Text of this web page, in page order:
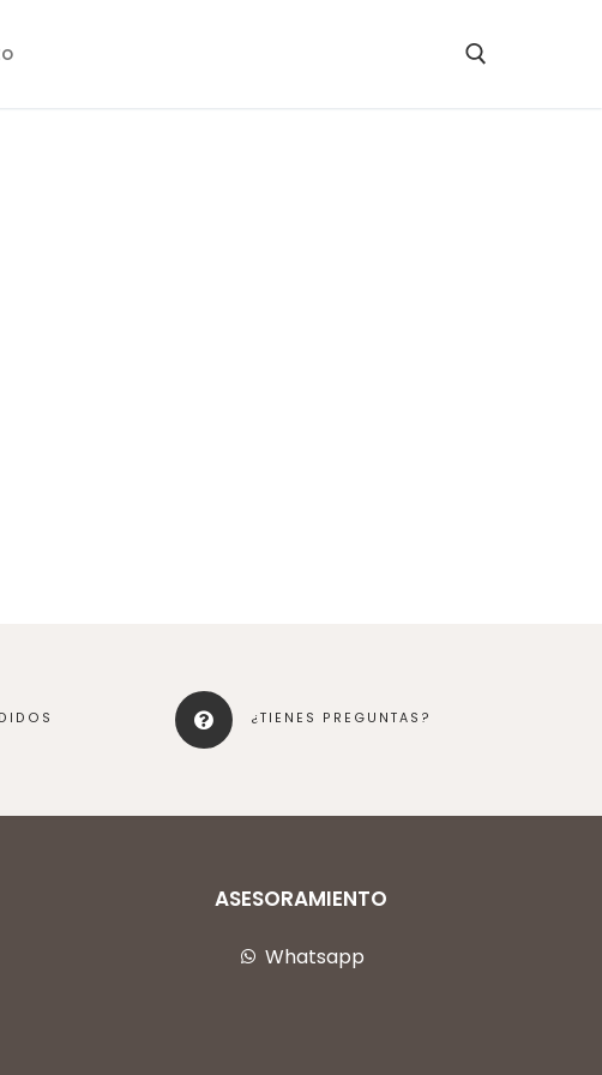
¿TIENES PREGUNTAS?
ASESORAMIENTO
Whatsapp